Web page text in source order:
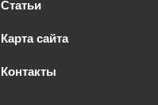
Статьи
Карта сайта
Контакты